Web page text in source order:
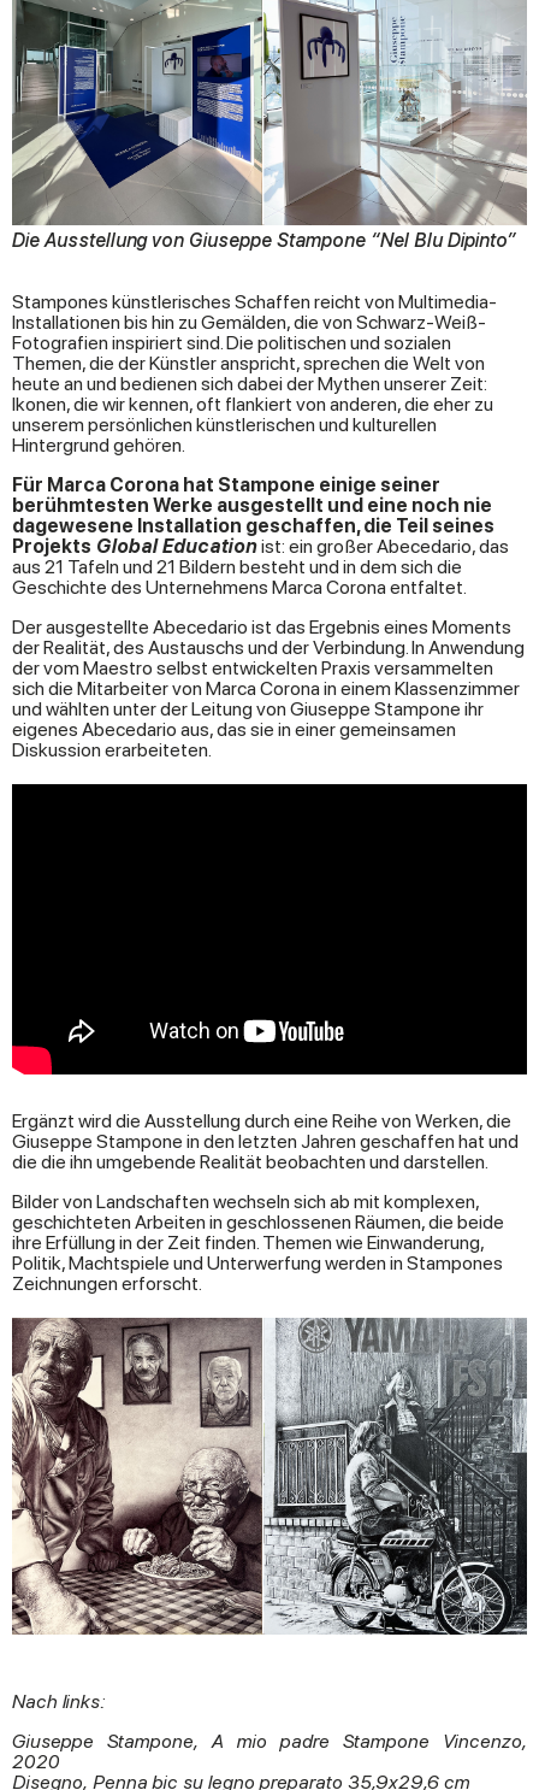
Die Ausstellung von Giuseppe Stampone “Nel Blu Dipinto”
Stampones künstlerisches Schaffen reicht von Multimedia-
Installationen bis hin zu Gemälden, die von Schwarz-Weiß-
Fotografien inspiriert sind. Die politischen und sozialen
Themen, die der Künstler anspricht, sprechen die Welt von
heute an und bedienen sich dabei der Mythen unserer Zeit:
Ikonen, die wir kennen, oft flankiert von anderen, die eher zu
unserem persönlichen künstlerischen und kulturellen
Hintergrund gehören.
Für Marca Corona hat Stampone einige seiner
berühmtesten Werke ausgestellt und eine noch nie
dagewesene Installation geschaffen, die Teil seines
Projekts Global Educationist: ein großer Abecedario, das
aus 21 Tafeln und 21 Bildern besteht und in dem sich die
Geschichte des Unternehmens Marca Corona entfaltet.
Der ausgestellte Abecedario ist das Ergebnis eines Moments
der Realität, des Austauschs und der Verbindung. In Anwendung
der vom Maestro selbst entwickelten Praxis versammelten
sich die Mitarbeiter von Marca Corona in einem Klassenzimmer
und wählten unter der Leitung von Giuseppe Stampone ihr
eigenes Abecedario aus, das sie in einer gemeinsamen
Diskussion erarbeiteten.
Ergänzt wird die Ausstellung durch eine Reihe von Werken, die
Giuseppe Stampone in den letzten Jahren geschaffen hat und
die die ihn umgebende Realität beobachten und darstellen.
Bilder von Landschaften wechseln sich ab mit komplexen,
geschichteten Arbeiten in geschlossenen Räumen, die beide
ihre Erfüllung in der Zeit finden. Themen wie Einwanderung,
Politik, Machtspiele und Unterwerfung werden in Stampones
Zeichnungen erforscht.
Nach links:
Giuseppe Stampone, A mio padre Stampone Vincenzo,
2020
Disegno, Penna bic su legno preparato 35,9x29,6 cm